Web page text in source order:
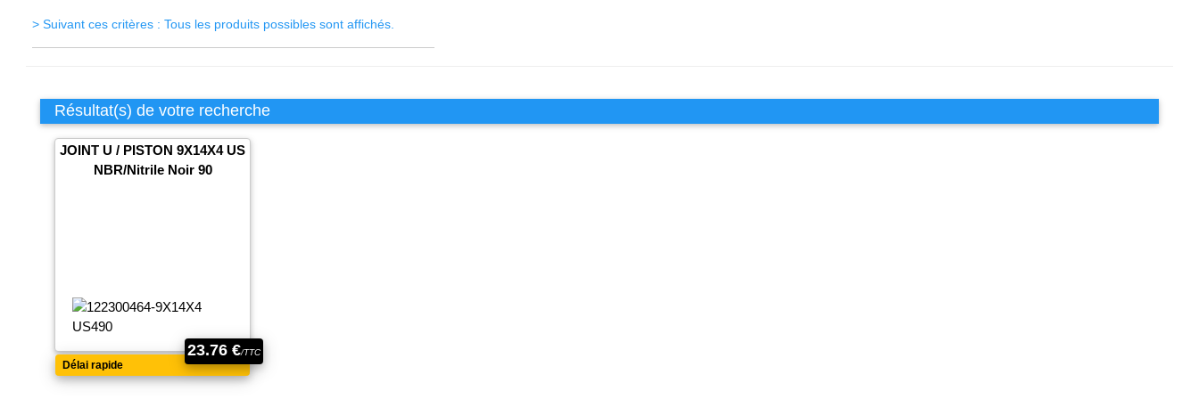
> Suivant ces critères : Tous les produits possibles sont affichés.
Résultat(s) de votre recherche
JOINT U / PISTON 9X14X4 US
NBR/Nitrile Noir 90
Délai rapide
23.76 €/TTC